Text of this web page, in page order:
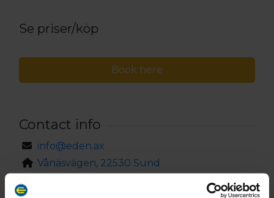
Stugorna är 49 m2 med kök, allrum med öppen
För stugorna finns gemensam badstrand med
området finns även en grillplats.
Stugorna ligger i Sund ca 28 km från Mariehamn,
endast 4 km från Kastelholmsområdet med
Kastelholms slott, Restaurang Smakbyn, Jan
Karlsgården och Ålands Golfklubb.
Se priser/köp
Book here
Contact info
info@eden.ax
Vånäsvägen, 22530 Sund